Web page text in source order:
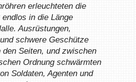
erleuchteten die
in die Länge
Ausrüstungen,
schwere Geschütze
den Seiten, und zwischen
Ordnung schwärmten
Soldaten, Agenten und